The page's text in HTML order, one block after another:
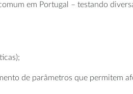
em Portugal – testando
de parâmetros que permitem